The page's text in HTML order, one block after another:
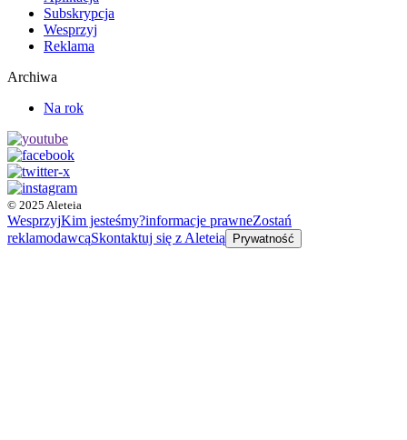
Subskrypcja
Wesprzyj
Reklama
Archiwa
Na rok
© 2025 Aleteia
WesprzyjKim jesteśmy?informacje prawneZostań
reklamodawcąSkontaktuj się z Aleteią Prywatność